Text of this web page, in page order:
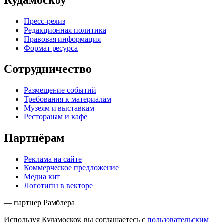
Пресс-релиз
Редакционная политика
Правовая информация
Формат ресурса
Сотрудничество
Размещение событий
Требования к материалам
Музеям и выставкам
Ресторанам и кафе
Партнёрам
Реклама на сайте
Коммерческое предложение
Медиа кит
Логотипы в векторе
— партнер Рамблера
Используя Кудамоскоу, вы соглашаетесь с пользовательским